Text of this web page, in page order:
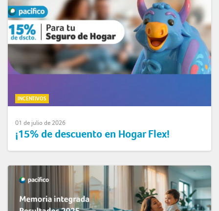
INCENTIVOS
01 de julio de 2026
¡15% de descuento en Hogar Flex!